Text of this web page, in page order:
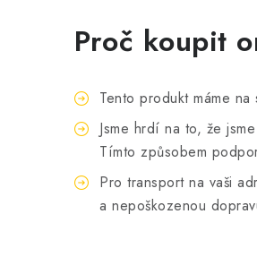
Proč koupit
Tento produkt máme
Jsme hrdí na to, že
Tímto způsobem
Pro transport na vaši
a nepoškozenou